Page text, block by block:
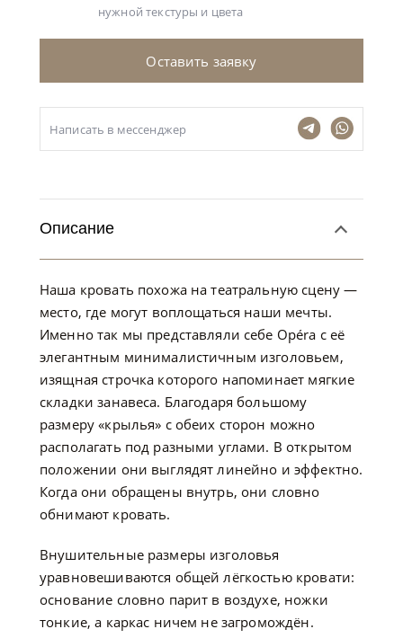
нужной текстуры и цвета
Оставить заявку
Написать в мессенджер
Описание
Наша кровать похожа на театральную сцену —
место, где могут воплощаться наши мечты.
Именно так мы представляли себе Opéra с её
элегантным минималистичным изголовьем,
изящная строчка которого напоминает мягкие
складки занавеса. Благодаря большому
размеру «крылья» с обеих сторон можно
располагать под разными углами. В открытом
положении они выглядят линейно и эффектно.
Когда они обращены внутрь, они словно
обнимают кровать.
Внушительные размеры изголовья
уравновешиваются общей лёгкостью кровати:
основание словно парит в воздухе, ножки
тонкие, а каркас ничем не загромождён.